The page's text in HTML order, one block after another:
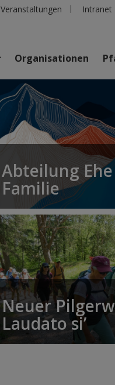
Veranstaltungen Intranet
Personen Pfarren
Organisationen
Abteilung
Familie
Neuer
Laudato si’